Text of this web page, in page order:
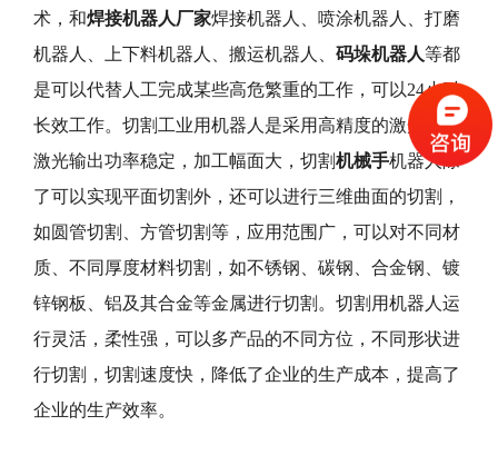
术，和焊接机器人厂家焊接机器人、喷涂机器人、打磨
机器人、上下料机器人、搬运机器人、 码垛机器人等都
是可以代替人工完成某些高危繁重的工作，可以24小时
长效工作。切割工业用机器人是采用高精度的激光头，
激光输出功率稳定，加工幅面大，切割机械手机器人除
了可以实现平面切割外，还可以进行三维曲面的切割，
如圆管切割、方管切割等，应用范围广，可以对不同材
质、不同厚度材料切割，如不锈钢、碳钢、合金钢、镀
锌钢板、铝及其合金等金属进行切割。切割用机器人运
行灵活，柔性强，可以多产品的不同方位，不同形状进
行切割，切割速度快，降低了企业的生产成本，提高了
企业的生产效率。